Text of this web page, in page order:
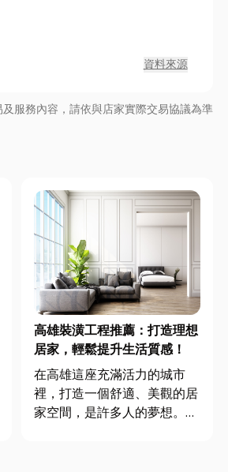
資料來源
服務內容，請依與店家實際交易協議為準
高雄裝潢工程推薦：打造理想
居家，輕鬆提升生活質感！
在高雄這座充滿活力的城市
裡，打造一個舒適、美觀的居
家空間，是許多人的夢想。不